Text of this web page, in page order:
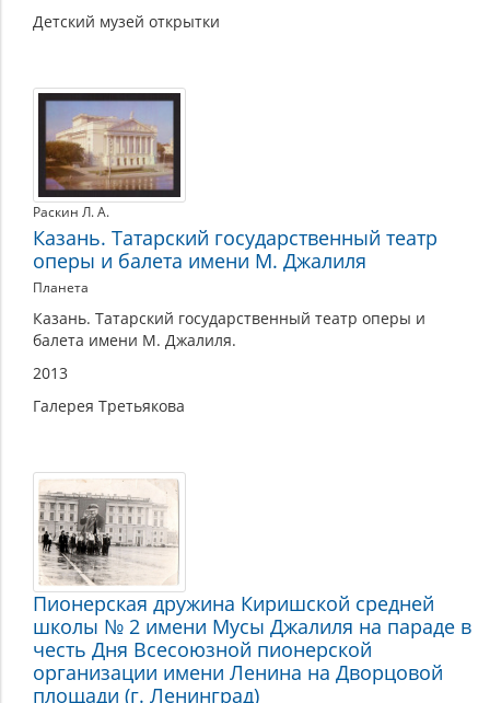
Детский музей открытки
Раскин Л. А.
Казань. Татарский государственный театр
оперы и балета имени М. Джалиля
Планета
Казань. Татарский государственный театр оперы и
балета имени М. Джалиля.
2013
Галерея Третьякова
Пионерская дружина Киришской средней
школы № 2 имени Мусы Джалиля на параде в
честь Дня Всесоюзной пионерской
организации имени Ленина на Дворцовой
площади (г. Ленинград)